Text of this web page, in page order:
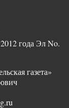
года Эл No.
газета»